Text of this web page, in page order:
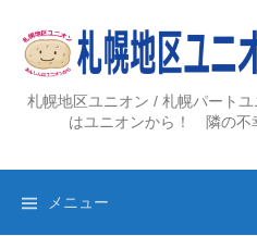
ス
札幌地区ユニオン / 札幌パート
はユニオンから！ 隣の不
メニュー